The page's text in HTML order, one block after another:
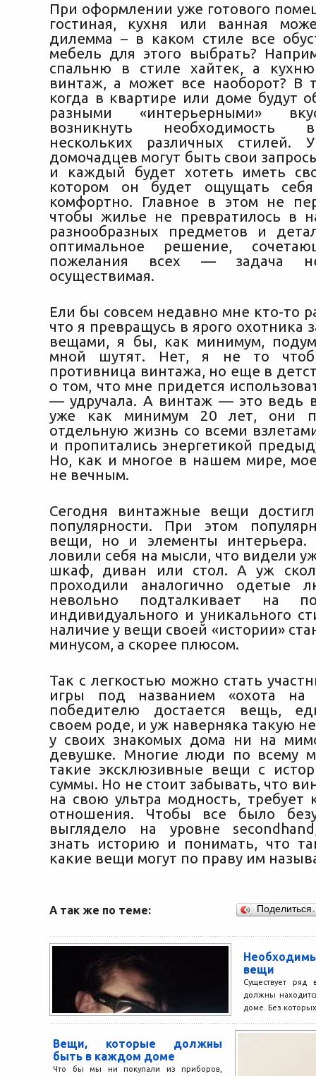
При оформлении уже готового
гостиная, кухня или ванная
дилемма – в каком стиле все
мебель для этого выбрать?
спальню в стиле хайтек, а
винтаж, а может все наоборот? В
когда в квартире или доме будут
разными «интерьерными»
возникнуть необходимость
нескольких различных стилей.
домочадцев могут быть свои
и каждый будет хотеть иметь
котором он будет ощущать себя
комфортно. Главное в этом не
чтобы жилье не превратилось в
разнообразных предметов и
оптимальное решение,
пожелания всех — задача
осуществимая.
Ели бы совсем недавно мне кто-то
что я превращусь в ярого охотника
вещами, я бы, как минимум,
мной шутят. Нет, я не то
противница винтажа, но еще в
о том, что мне придется
— удручала. А винтаж — это ведь
уже как минимум 20 лет, они
отдельную жизнь со всеми
и пропитались энергетикой
Но, как и многое в нашем мире,
не вечным.
Сегодня винтажные вещи
популярности. При этом
вещи, но и элементы интерьера.
ловили себя на мысли, что видели
шкаф, диван или стол. А уж
проходили аналогично одетые
невольно подталкивает на
индивидуального и уникального
наличие у вещи своей «истории»
минусом, а скорее плюсом.
Так с легкостью можно стать
игры под названием «охота на
победителю достается вещь,
своем роде, и уж наверняка такую
у своих знакомых дома ни на
девушке. Многие люди по всему
такие эксклюзивные вещи с
суммы. Но не стоит забывать, что
на свою ультра модность, требует
отношения. Чтобы все было
выглядело на уровне
знать историю и понимать, что
какие вещи могут по праву им
А так же по теме:
вещи
Существует ряд
должны
доме. Без
Вещи, которые должны
быть в каждом доме
Что бы мы ни покупали из приборов,